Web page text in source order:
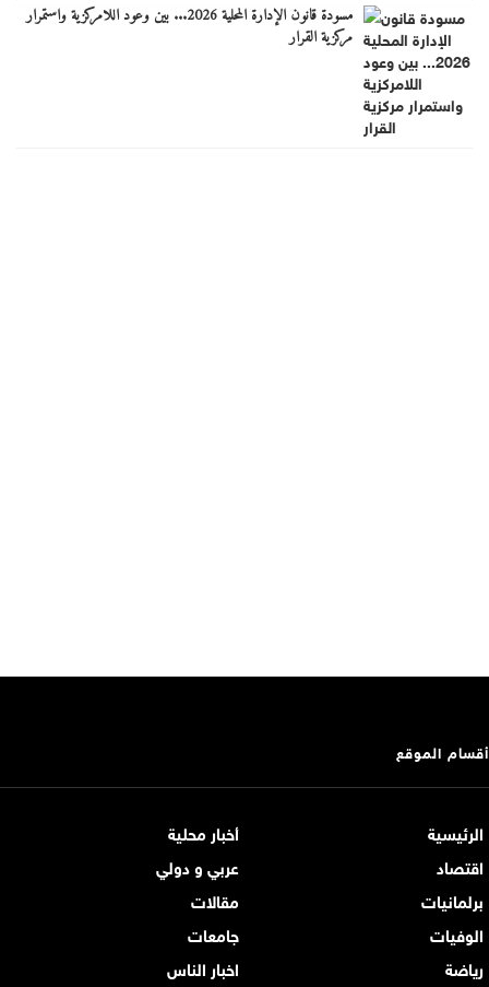
مسودة قانون الإدارة المحلية 2026... بين وعود اللامركزية واستمرار
مركزية القرار
أقسام الموقع
الرئيسية
أخبار محلية
اقتصاد
عربي و دولي
برلمانيات
مقالات
الوفيات
جامعات
رياضة
اخبار الناس